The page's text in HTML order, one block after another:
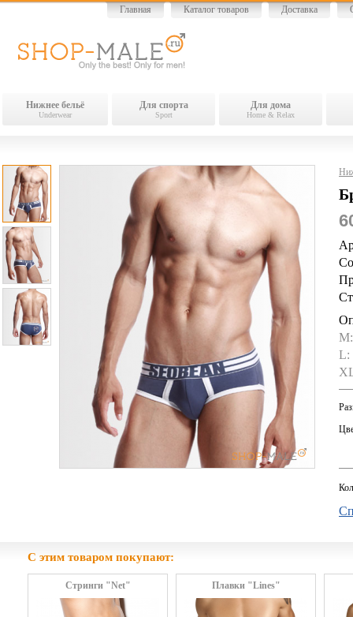
Главная Каталог товаров Доставка
Нижнее бельё
Underwear
Для спорта
Sport
Для дома
Home & Relax
L:
С этим товаром покупают:
Стринги "Net" Плавки "Lines"